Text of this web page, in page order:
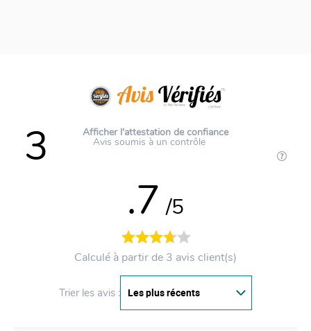
Afficher l'attestation de confiance
Avis soumis à un contrôle
3
.7 /5
Calculé à partir de 3 avis client(s)
Trier les avis :